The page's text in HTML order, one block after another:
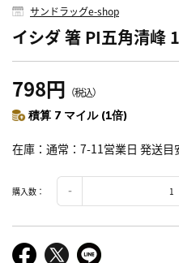
サンドラッグe-shop
イシダ 箸 PI五角清峰
798円 （税込）
積算 7 マイル (1倍)
在庫 通常：7-11営業日 発送目
購入数：